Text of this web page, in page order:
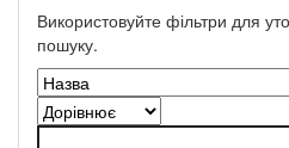
Використовуйте фільтри для
пошуку.